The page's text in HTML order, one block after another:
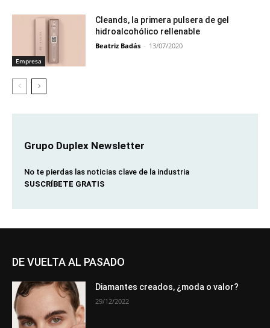
Empresa
Cleands, la primera pulsera de gel
hidroalcohólico rellenable
Beatriz Badás - 13/07/2020
Grupo Duplex Newsletter
No te pierdas las noticias clave de la industria
SUSCRÍBETE GRATIS
DE VUELTA AL PASADO
Diamantes creados, ¿moda o valor?
29/12/2022